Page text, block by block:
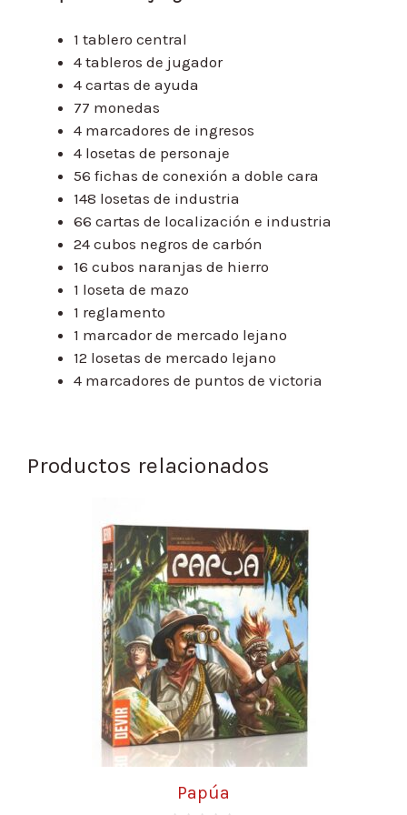
1 tablero central
4 tableros de jugador
4 cartas de ayuda
77 monedas
4 marcadores de ingresos
4 losetas de personaje
56 fichas de conexión a doble cara
148 losetas de industria
66 cartas de localización e industria
24 cubos negros de carbón
16 cubos naranjas de hierro
1 loseta de mazo
1 reglamento
1 marcador de mercado lejano
12 losetas de mercado lejano
4 marcadores de puntos de victoria
Productos relacionados
Papúa